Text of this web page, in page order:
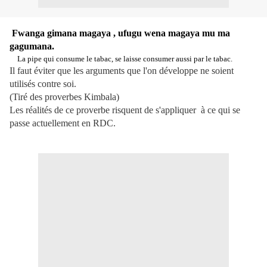
Fwanga gimana magaya , ufugu wena magaya mu ma
gagumana.
La pipe qui consume le tabac, se laisse consumer aussi par le tabac.
Il faut éviter que les arguments que l'on développe ne soient
utilisés contre soi.
(Tiré des proverbes Kimbala)
Les réalités de ce proverbe risquent de s'appliquer à ce qui se
passe actuellement en RDC.